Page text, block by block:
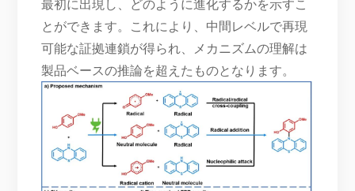
最初に出現し、どのように進化するかを示すこ
とができます。これにより、中間レベルで再現
可能な証拠連鎖が得られ、メカニズムの理解は
製品ベースの推論を超えたものとなります。